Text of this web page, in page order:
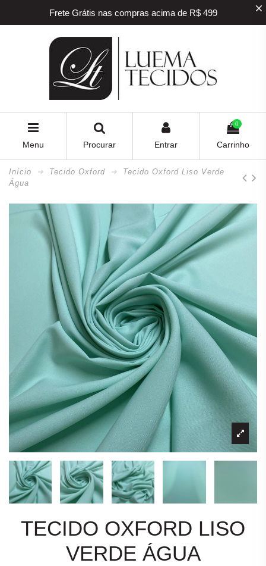
Frete Grátis nas compras acima de R$ 499
5% de desconto para pagamento via PIX e BOLETO
Frete Grátis nas compras acima de R$ 499
Menu Procurar Entrar
0
Carrinho
Início Tecido Oxford
Tecido Oxford Liso Verde
Água
TECIDO OXFORD LISO
VERDE ÁGUA